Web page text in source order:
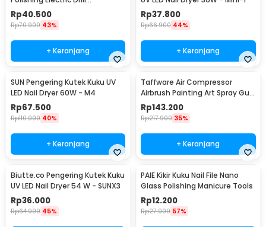
Adjustable 130W - KJ005
Rp40.500
Rp70.900 43%
+ Keranjang
Rp37.800
Rp66.900 44%
+ Keranjang
SUN Pengering Kutek Kuku UV
LED Nail Dryer 60W - M4
Rp67.500
Rp110.900 40%
+ Keranjang
Taffware Air Compressor
Airbrush Painting Art Spray Gun
0.3mm 7ml - ARP150
Rp143.200
Rp217.900 35%
+ Keranjang
Biutte.co Pengering Kutek Kuku
UV LED Nail Dryer 54 W - SUNX3
Rp36.000
Rp64.900 45%
PAIE Kikir Kuku Nail File Nano
Glass Polishing Manicure Tools
Rp12.200
Rp27.900 57%